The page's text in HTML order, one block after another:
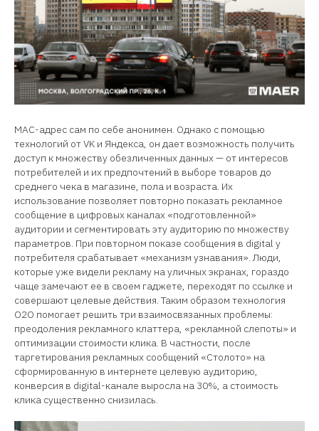
MAC-адрес сам по себе анонимен. Однако с помощью
технологий от VK и Яндекса, он дает возможность получить
доступ к множеству обезличенных данных — от интересов
потребителей и их предпочтений в выборе товаров до
среднего чека в магазине, пола и возраста. Их
использование позволяет повторно показать рекламное
сообщение в цифровых каналах «подготовленной»
аудитории и сегментировать эту аудиторию по множеству
параметров. При повторном показе сообщения в digital у
потребителя срабатывает «механизм узнавания». Люди,
которые уже видели рекламу на уличных экранах, гораздо
чаще замечают ее в своем гаджете, переходят по ссылке и
совершают целевые действия. Таким образом технология
О2О помогает решить три взаимосвязанных проблемы:
преодоления рекламного клаттера, «рекламной слепоты» и
оптимизации стоимости клика. В частности, после
таргетирования рекламных сообщений «Столото» на
сформированную в интернете целевую аудиторию,
конверсия в digital-канале выросла на 30%, а стоимость
клика существенно снизилась.